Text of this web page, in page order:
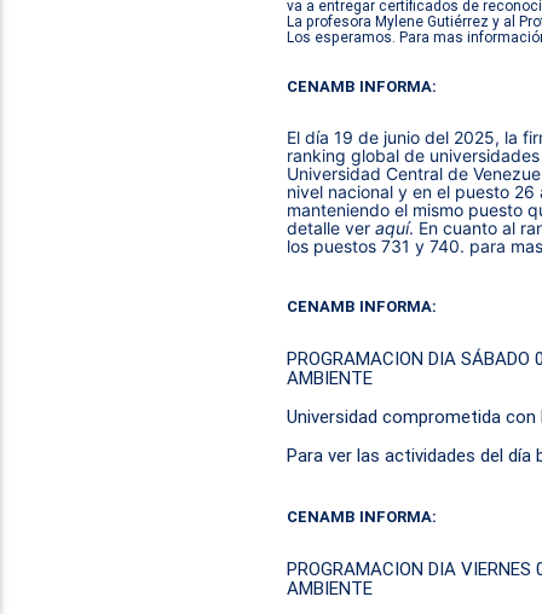
va a entregar certificados de
La profesora Mylene Gutiérrezy al
Los esperamos. Para mas
CENAMB INFORMA:
El día 19 de junio del 2025, la
ranking global de
Universidad Central de
nivel nacional y en el puesto
manteniendo el mismo puesto
detalle ver aquí. En cuanto al
los puestos 731 y 740. para
CENAMB INFORMA:
PROGRAMACION DIA SÁBADO
AMBIENTE
Universidad comprometida
Para ver las actividades del día
CENAMB INFORMA:
PROGRAMACION DIA VIERNES
AMBIENTE